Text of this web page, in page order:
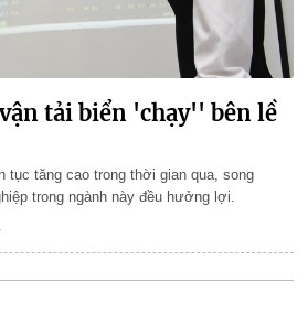
tải biển 'chạy'' bên lề
tục tăng cao trong thời gian qua, song
trong ngành này đều hưởng lợi.